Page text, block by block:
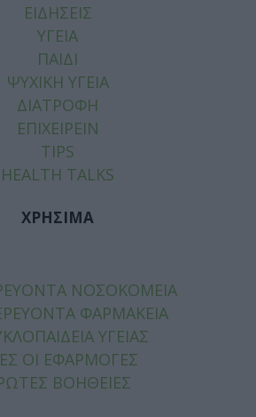
ΕΙΔΗΣΕΙΣ
ΥΓΕΙΑ
ΠΑΙΔΙ
ΨΥΧΙΚΗ ΥΓΕΙΑ
ΔΙΑΤΡΟΦΗ
ΕΠΙΧΕΙΡΕΙΝ
TIPS
HEALTH TALKS
ΧΡΗΣΙΜΑ
ΝΟΣΟΚΟΜΕΙΑ
ΦΑΡΜΑΚΕΙΑ
ΥΓΕΙΑΣ
ΟΙ ΕΦΑΡΜΟΓΕΣ
ΒΟΗΘΕΙΕΣ